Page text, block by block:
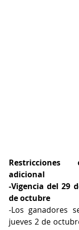
adicional
-Vigencia del 29
de octubre
-Los ganadores
jueves 2 de